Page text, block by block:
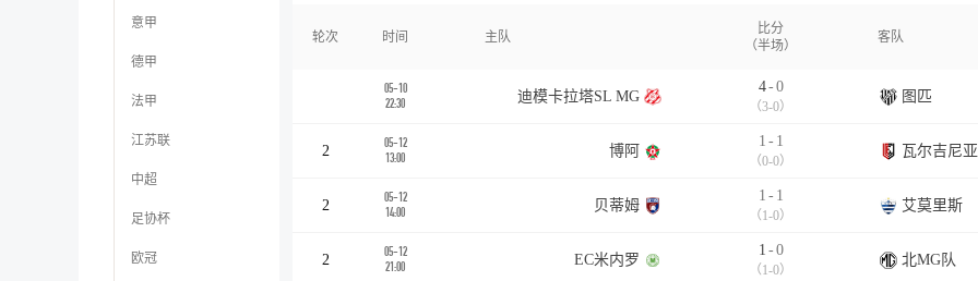
意甲
德甲
法甲
江苏联
中超
足协杯
欧冠
轮次 时间 主队
比分
（半场）
客队
05-10
22:30
迪模卡拉塔SL MG
4- 0
（3-0）
图匹
2
05-12
13:00
博阿
1 - 1
（0-0）
瓦尔吉尼亚
2
05-12
14:00
贝蒂姆
1 - 1
（1-0）
艾莫里斯
2
05-12
21:00
EC米内罗
1 - 0
（1-0）
北MG队